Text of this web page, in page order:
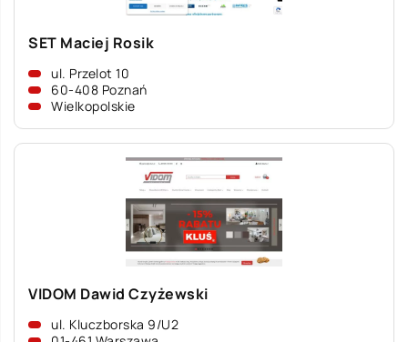
SET Maciej Rosik
ul. Przelot 10
60-408 Poznań
Wielkopolskie
VIDOM Dawid Czyżewski
ul. Kluczborska 9/U2